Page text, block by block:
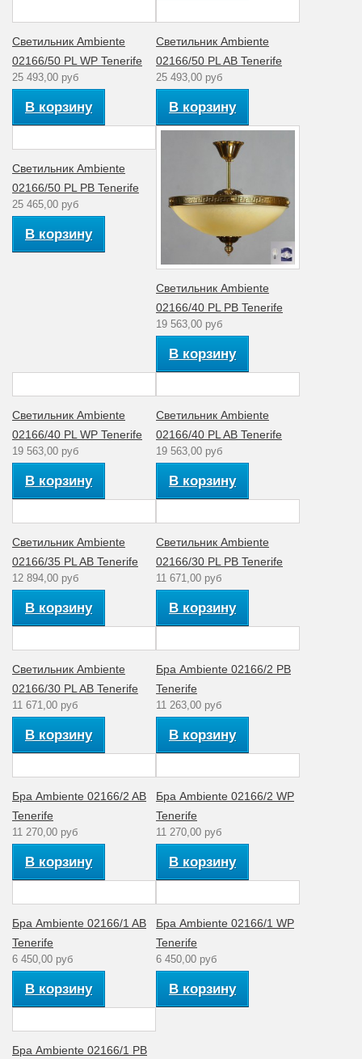
Светильник Ambiente
02166/50 PL WP Tenerife
25 493,00 руб
В корзину
Светильник Ambiente
02166/50 PL AB Tenerife
25 493,00 руб
В корзину
Светильник Ambiente
02166/50 PL PB Tenerife
25 465,00 руб
В корзину
Светильник Ambiente
02166/40 PL PB Tenerife
19 563,00 руб
В корзину
Светильник Ambiente
02166/40 PL WP Tenerife
19 563,00 руб
В корзину
Светильник Ambiente
02166/40 PL AB Tenerife
19 563,00 руб
В корзину
Светильник Ambiente
02166/35 PL AB Tenerife
12 894,00 руб
В корзину
Светильник Ambiente
02166/30 PL PB Tenerife
11 671,00 руб
В корзину
Светильник Ambiente
02166/30 PL AB Tenerife
11 671,00 руб
В корзину
Бра Ambiente 02166/2 PB
Tenerife
11 263,00 руб
В корзину
Бра Ambiente 02166/2 AB
Tenerife
11 270,00 руб
В корзину
Бра Ambiente 02166/2 WP
Tenerife
11 270,00 руб
В корзину
Бра Ambiente 02166/1 AB
Tenerife
6 450,00 руб
В корзину
Бра Ambiente 02166/1 WP
Tenerife
6 450,00 руб
В корзину
Бра Ambiente 02166/1 PB